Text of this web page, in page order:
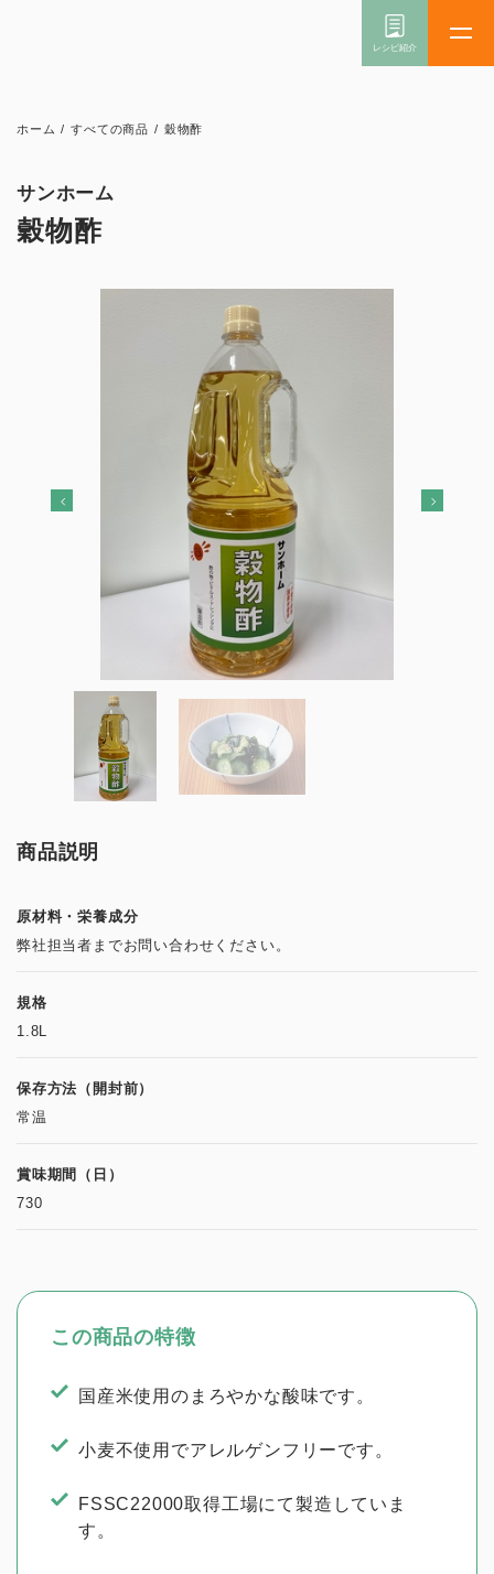
ホーム / すべての商品 / 穀物酢
サンホーム
穀物酢
商品説明
原材料・栄養成分
弊社担当者までお問い合わせください。
規格
1.8L
保存方法（開封前）
常温
賞味期間（日）
730
この商品の特徴
国産米使用のまろやかな酸味です。
小麦不使用でアレルゲンフリーです。
FSSC22000取得工場にて製造していま
す。